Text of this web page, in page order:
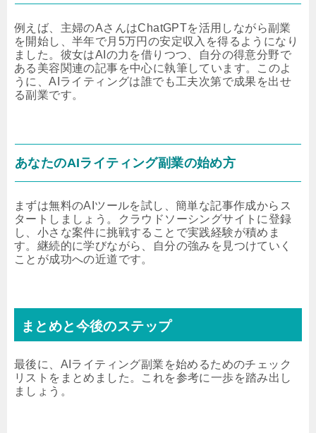
例えば、主婦のAさんはChatGPTを活用しながら副業
を開始し、半年で月5万円の安定収入を得るようになり
ました。彼女はAIの力を借りつつ、自分の得意分野で
ある美容関連の記事を中心に執筆しています。このよ
うに、AIライティングは誰でも工夫次第で成果を出せ
る副業です。
あなたのAIライティング副業の始め方
まずは無料のAIツールを試し、簡単な記事作成からス
タートしましょう。クラウドソーシングサイトに登録
し、小さな案件に挑戦することで実践経験が積めま
す。継続的に学びながら、自分の強みを見つけていく
ことが成功への近道です。
まとめと今後のステップ
最後に、AIライティング副業を始めるためのチェック
リストをまとめました。これを参考に一歩を踏み出し
ましょう。